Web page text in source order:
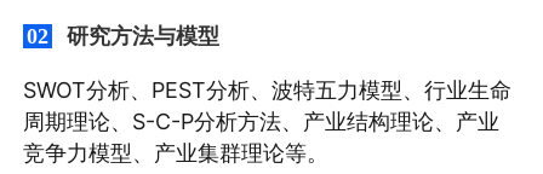
02 研究方法与模型
SWOT分析、PEST分析、波特五力模型、行业生命
周期理论、S-C-P分析方法、产业结构理论、产业
竞争力模型、产业集群理论等。